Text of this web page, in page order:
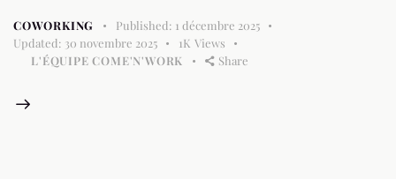
COWORKING Published: 1 décembre 2025
Updated: 30 novembre 2025 1K Views
L'ÉQUIPE COME'N'WORK
Share